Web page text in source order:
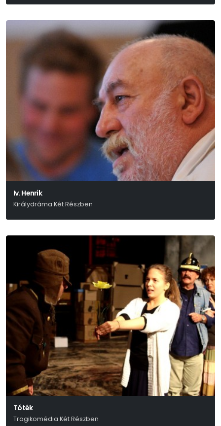
Iv. Henrik
Királydráma Két Részben
Tóték
Tragikomédia Két Részben